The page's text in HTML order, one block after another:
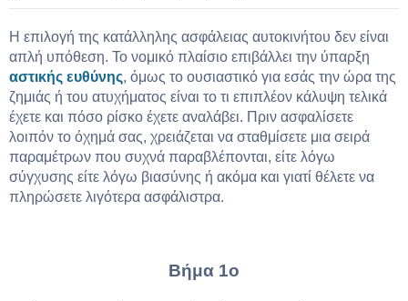
Η επιλογή της κατάλληλης ασφάλειας αυτοκινήτου δεν είναι
απλή υπόθεση. Το νομικό πλαίσιο επιβάλλει την ύπαρξη
αστικής ευθύνης, όμως το ουσιαστικό για εσάς την ώρα της
ζημιάς ή του ατυχήματος είναι το τι επιπλέον κάλυψη τελικά
έχετε και πόσο ρίσκο έχετε αναλάβει. Πριν ασφαλίσετε
λοιπόν το όχημά σας, χρειάζεται να σταθμίσετε μια σειρά
παραμέτρων που συχνά παραβλέπονται, είτε λόγω
σύγχυσης είτε λόγω βιασύνης ή ακόμα και γιατί θέλετε να
πληρώσετε λιγότερα ασφάλιστρα.
Βήμα 1ο